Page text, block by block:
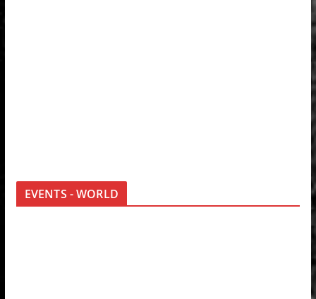
EVENTS - WORLD